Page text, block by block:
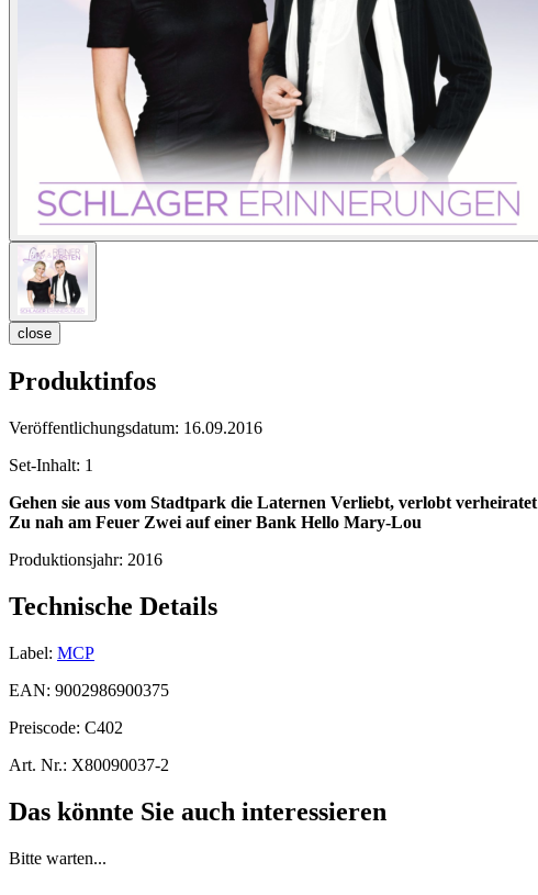
close
Produktinfos
Veröffentlichungsdatum: 16.09.2016
Set-Inhalt: 1
Gehen sie aus vom Stadtpark die Laternen Verliebt, verlobt verheiratet
Zu nah am Feuer Zwei auf einer Bank Hello Mary-Lou
Produktionsjahr: 2016
Technische Details
Label: MCP
EAN: 9002986900375
Preiscode: C402
Art. Nr.: X80090037-2
Das könnte Sie auch interessieren
Bitte warten...